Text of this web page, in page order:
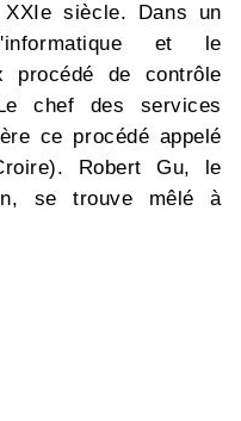
siècle. Dans un
et le
procédé de contrôle
chef des services
ce procédé appelé
Robert Gu, le
se trouve mêlé à